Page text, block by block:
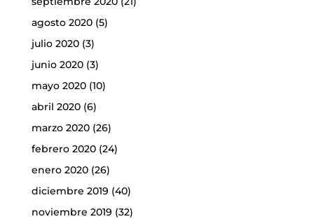
agosto 2020(5)
julio 2020(3)
junio 2020(3)
mayo 2020(10)
abril 2020(6)
marzo 2020(26)
febrero 2020(24)
enero 2020(26)
diciembre 2019 (40)
noviembre 2019 (32)